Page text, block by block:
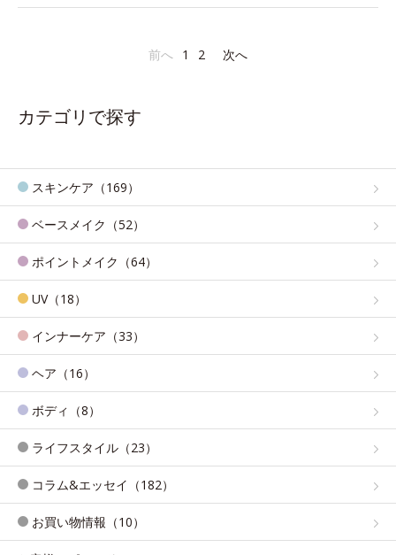
前へ 1 2 次へ
カテゴリで探す
スキンケア（169）
ベースメイク（52）
ポイントメイク（64）
UV（18）
インナーケア（33）
ヘア（16）
ボディ（8）
ライフスタイル（23）
コラム&エッセイ（182）
お買い物情報（10）